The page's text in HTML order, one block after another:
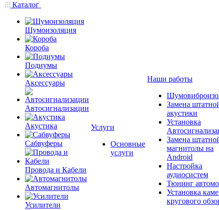
Каталог
Шумоизоляция
Короба
Подиумы
Аксессуары
Автосигнализации
Акустика
Сабвуферы
Провода и Кабели
Автомагнитолы
Усилители
Услуги
Основные
услуги
Наши работы
Замена
акустики
Установка
Замена
магнитолы на
Android
Настройка
аудиосистем
Тюнинг
Установка
кругового